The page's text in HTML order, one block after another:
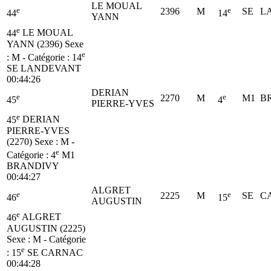
44e
LE MOUAL
YANN
2396 M 14e SE
44e LE MOUAL
YANN (2396) Sexe
: M - Catégorie : 14e
SE LANDEVANT
00:44:26
45e
DERIAN
PIERRE-YVES
2270 M 4e M1
45e DERIAN
PIERRE-YVES
(2270) Sexe : M -
Catégorie : 4e M1
BRANDIVY
00:44:27
46e
ALGRET
AUGUSTIN
2225 M 15e SE
46e ALGRET
AUGUSTIN (2225)
Sexe : M - Catégorie
: 15e SE CARNAC
00:44:28